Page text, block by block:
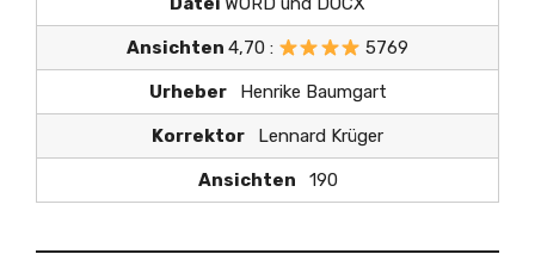
Ansichten4,70 : 5769
Urheber Henrike Baumgart
Korrektor Lennard Krüger
Ansichten 190